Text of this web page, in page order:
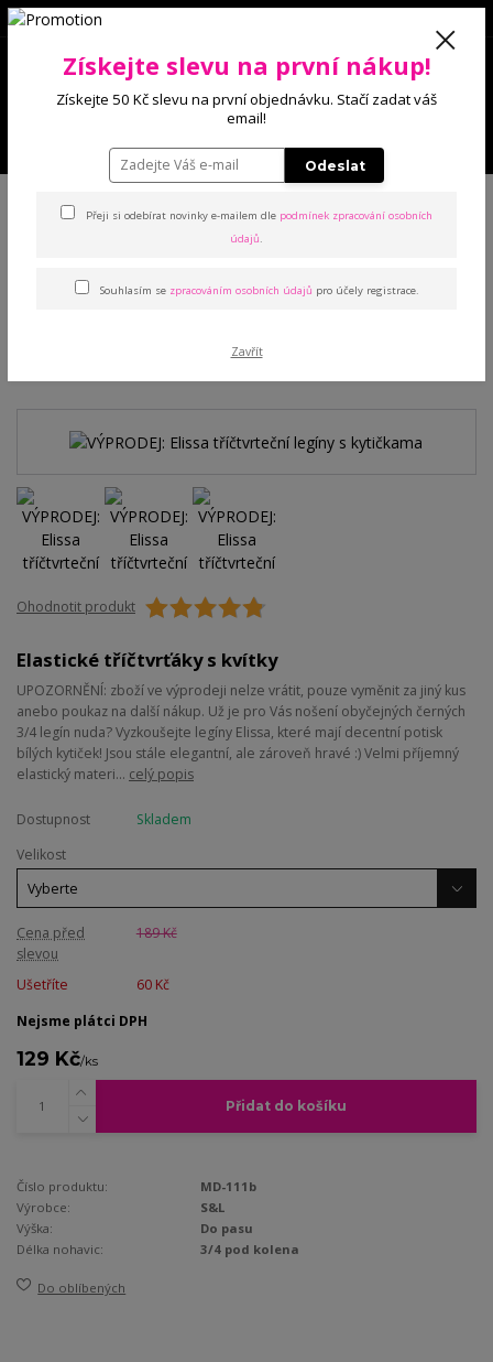
0 Kč
kytičkama
VÝPRODEJ: Elissa tříčtvrteční
Ohodnotit produkt
Elastické tříčtvrťáky s kvítky
UPOZORNĚNÍ: zboží ve výprodeji nelze vrátit, pouze vyměnit za jiný kus
anebo poukaz na další nákup. Už je pro Vás nošení obyčejných černých
3/4 legín nuda? Vyzkoušejte legíny Elissa, které mají decentní potisk
bílých kytiček! Jsou stále elegantní, ale zároveň hravé :) Velmi příjemný
elastický materi... celý popis
Dostupnost
Skladem
Velikost
Cena před
slevou
189 Kč
Ušetříte
60 Kč
Nejsme plátci DPH
129 Kč/ks
Přidat do košíku
Číslo produktu:
MD-111b
Výrobce:
S&L
Výška:
Do pasu
Délka nohavic:
3/4 pod kolena
Do oblíbených
Získejte slevu na první nákup!
Získejte 50 Kč slevu na první objednávku. Stačí zadat váš
email!
Odeslat
Přeji si odebírat novinky e-mailem dle podmínek zpracování osobních
údajů.
Souhlasím se zpracováním osobních údajů pro účely registrace.
Zavřít